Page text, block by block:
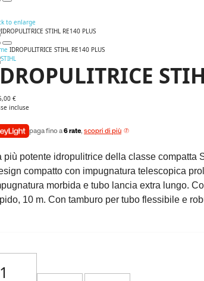
to enlarge
IDROPULITRICE STIHL RE140 PLUS
€
incluse
paga fino a6 rate, scopri di più
più potente idropulitrice della classe compatta
compatto con impugnatura telescopica
morbida e tubo lancia extra lungo.
10 m. Con tamburo per tubo flessibile e